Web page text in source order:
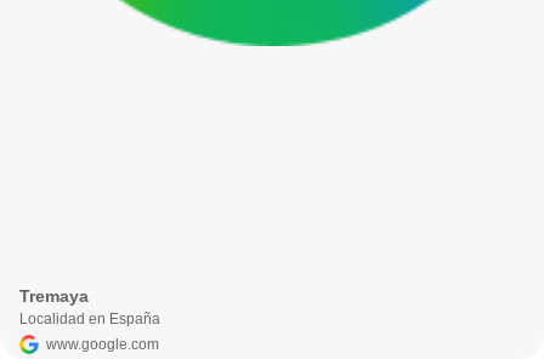
Tremaya
Localidad en España
www.google.com